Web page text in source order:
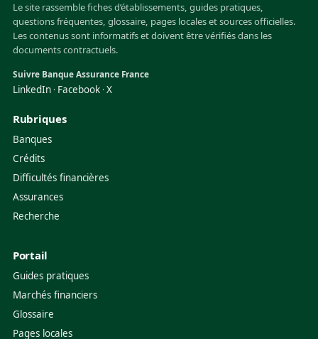
Le site rassemble fiches d’établissements, guides pratiques,
questions fréquentes, glossaire, pages locales et sources officielles.
Les contenus sont informatifs et doivent être vérifiés dans les
documents contractuels.
Suivre Banque Assurance France
LinkedIn · Facebook ·X
Rubriques
Banques
Crédits
Difficultés financières
Assurances
Recherche
Portail
Guides pratiques
Marchés financiers
Glossaire
Pages locales